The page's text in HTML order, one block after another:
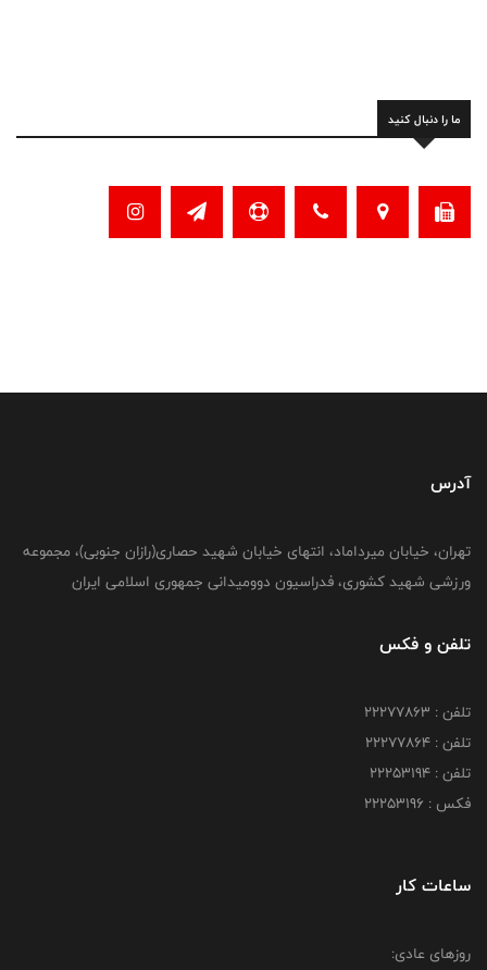
ما را دنبال کنید
آدرس
تهران، خیابان میرداماد، انتهای خیابان شهید حصاری(رازان جنوبی)، مجموعه
ورزشی شهید کشوری، فدراسیون دوومیدانی جمهوری اسلامی ایران
تلفن و فکس
تلفن : 22277863
تلفن : 22277864
تلفن : 22253194
فکس : 22253196
ساعات کار
روزهای عادی: